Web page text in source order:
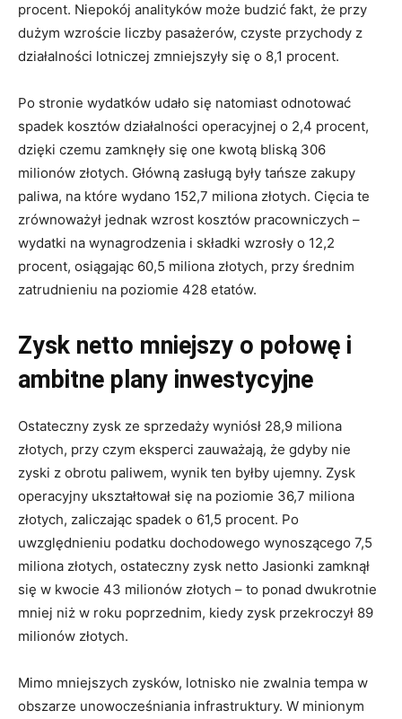
procent. Niepokój analityków może budzić fakt, że przy
dużym wzroście liczby pasażerów, czyste przychody z
działalności lotniczej zmniejszyły się o 8,1 procent.
Po stronie wydatków udało się natomiast odnotować
spadek kosztów działalności operacyjnej o 2,4 procent,
dzięki czemu zamknęły się one kwotą bliską 306
milionów złotych. Główną zasługą były tańsze zakupy
paliwa, na które wydano 152,7 miliona złotych. Cięcia te
zrównoważył jednak wzrost kosztów pracowniczych –
wydatki na wynagrodzenia i składki wzrosły o 12,2
procent, osiągając 60,5 miliona złotych, przy średnim
zatrudnieniu na poziomie 428 etatów.
Zysk netto mniejszy o połowę i
ambitne plany inwestycyjne
Ostateczny zysk ze sprzedaży wyniósł 28,9 miliona
złotych, przy czym eksperci zauważają, że gdyby nie
zyski z obrotu paliwem, wynik ten byłby ujemny. Zysk
operacyjny ukształtował się na poziomie 36,7 miliona
złotych, zaliczając spadek o 61,5 procent. Po
uwzględnieniu podatku dochodowego wynoszącego 7,5
miliona złotych, ostateczny zysk netto Jasionki zamknął
się w kwocie 43 milionów złotych – to ponad dwukrotnie
mniej niż w roku poprzednim, kiedy zysk przekroczył 89
milionów złotych.
Mimo mniejszych zysków, lotnisko nie zwalnia tempa w
obszarze unowocześniania infrastruktury. W minionym